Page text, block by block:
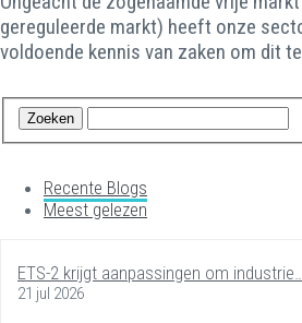
gereguleerde markt) heeft onze
voldoende kennis van zaken om dit
Recente Blogs
Meest gelezen
ETS-2 krijgt aanpassingen om
21 jul 2026